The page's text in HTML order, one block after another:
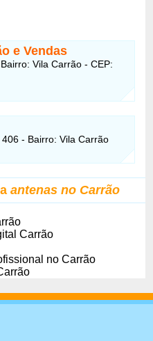
e Vendas
Vila Carrão - CEP:
- Bairro: Vila Carrão
aantenas no Carrão
Carrão
no Carrão